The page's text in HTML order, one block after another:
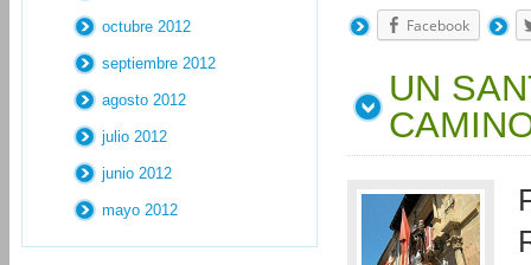
Facebook
UN
octubre 2012
septiembre 2012
agosto 2012
julio 2012
junio 2012
mayo 2012